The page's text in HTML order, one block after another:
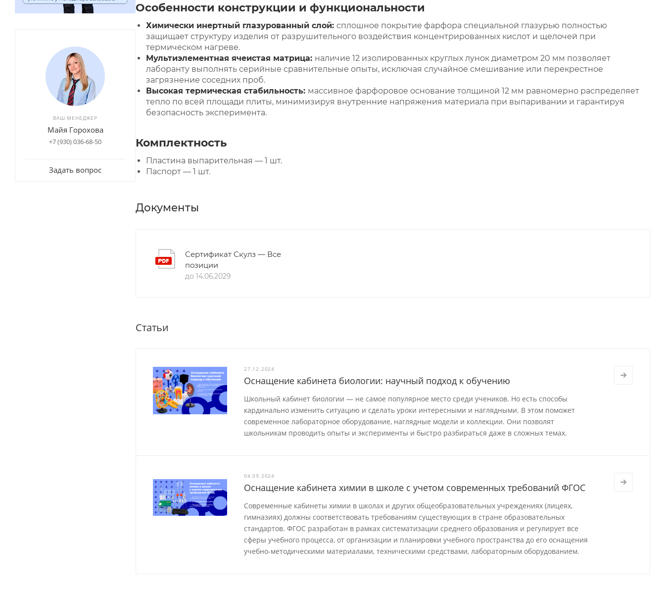
Особенности конструкции и функциональности
Химически инертный глазурованный слой: сплошное покрытие фарфора специальной глазурью полностью
защищает структуру изделия от разрушительного воздействия концентрированных кислот и щелочей при
термическом нагреве.
Мультиэлементная ячеистая матрица: наличие 12 изолированных круглых лунок диаметром 20 мм позволяет
лаборанту выполнять серийные сравнительные опыты, исключая случайное смешивание или перекрестное
загрязнение соседних проб.
Высокая термическая стабильность: массивное фарфоровое основание толщиной 12 мм равномерно распределяет
тепло по всей площади плиты, минимизируя внутренние напряжения материала при выпаривании и гарантируя
безопасность эксперимента.
Комплектность
Пластина выпарительная — 1 шт.
Паспорт — 1 шт.
Документы
Сертификат Скулз — Все
позиции
до 14.06.2029
Статьи
27.12.2024
Оснащение кабинета биологии: научный подход к обучению
Школьный кабинет биологии — не самое популярное место среди учеников. Но есть способы
кардинально изменить ситуацию и сделать уроки интересными и наглядными. В этом поможет
современное лабораторное оборудование, наглядные модели и коллекции. Они позволят
школьникам проводить опыты и эксперименты и быстро разбираться даже в сложных темах.
04.09.2024
Оснащение кабинета химии в школе с учетом современных требований ФГОС
Современные кабинеты химии в школах и других общеобразовательных учреждениях (лицеях,
гимназиях) должны соответствовать требованиям существующих в стране образовательных
стандартов. ФГОС разработан в рамках систематизации среднего образования и регулирует все
сферы учебного процесса, от организации и планировки учебного пространства до его оснащения
учебно-методическими материалами, техническими средствами, лабораторным оборудованием.
ВАШ МЕНЕДЖЕР
Майя Горохова
+7 (930) 036-68-50
Задать вопрос